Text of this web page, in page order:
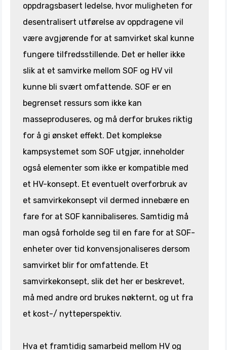
oppdragsbasert ledelse, hvor muligheten for
desentralisert utførelse av oppdragene vil
være avgjørende for at samvirket skal kunne
fungere tilfredsstillende. Det er heller ikke
slik at et samvirke mellom SOF og HV vil
kunne bli svært omfattende. SOF er en
begrenset ressurs som ikke kan
masseproduseres, og må derfor brukes riktig
for å gi ønsket effekt. Det komplekse
kampsystemet som SOF utgjør, inneholder
også elementer som ikke er kompatible med
et HV-konsept. Et eventuelt overforbruk av
et samvirkekonsept vil dermed innebære en
fare for at SOF kannibaliseres. Samtidig må
man også forholde seg til en fare for at SOF-
enheter over tid konvensjonaliseres dersom
samvirket blir for omfattende. Et
samvirkekonsept, slik det her er beskrevet,
må med andre ord brukes nøkternt, og ut fra
et kost-/ nytteperspektiv.
Hva et framtidig samarbeid mellom HV og